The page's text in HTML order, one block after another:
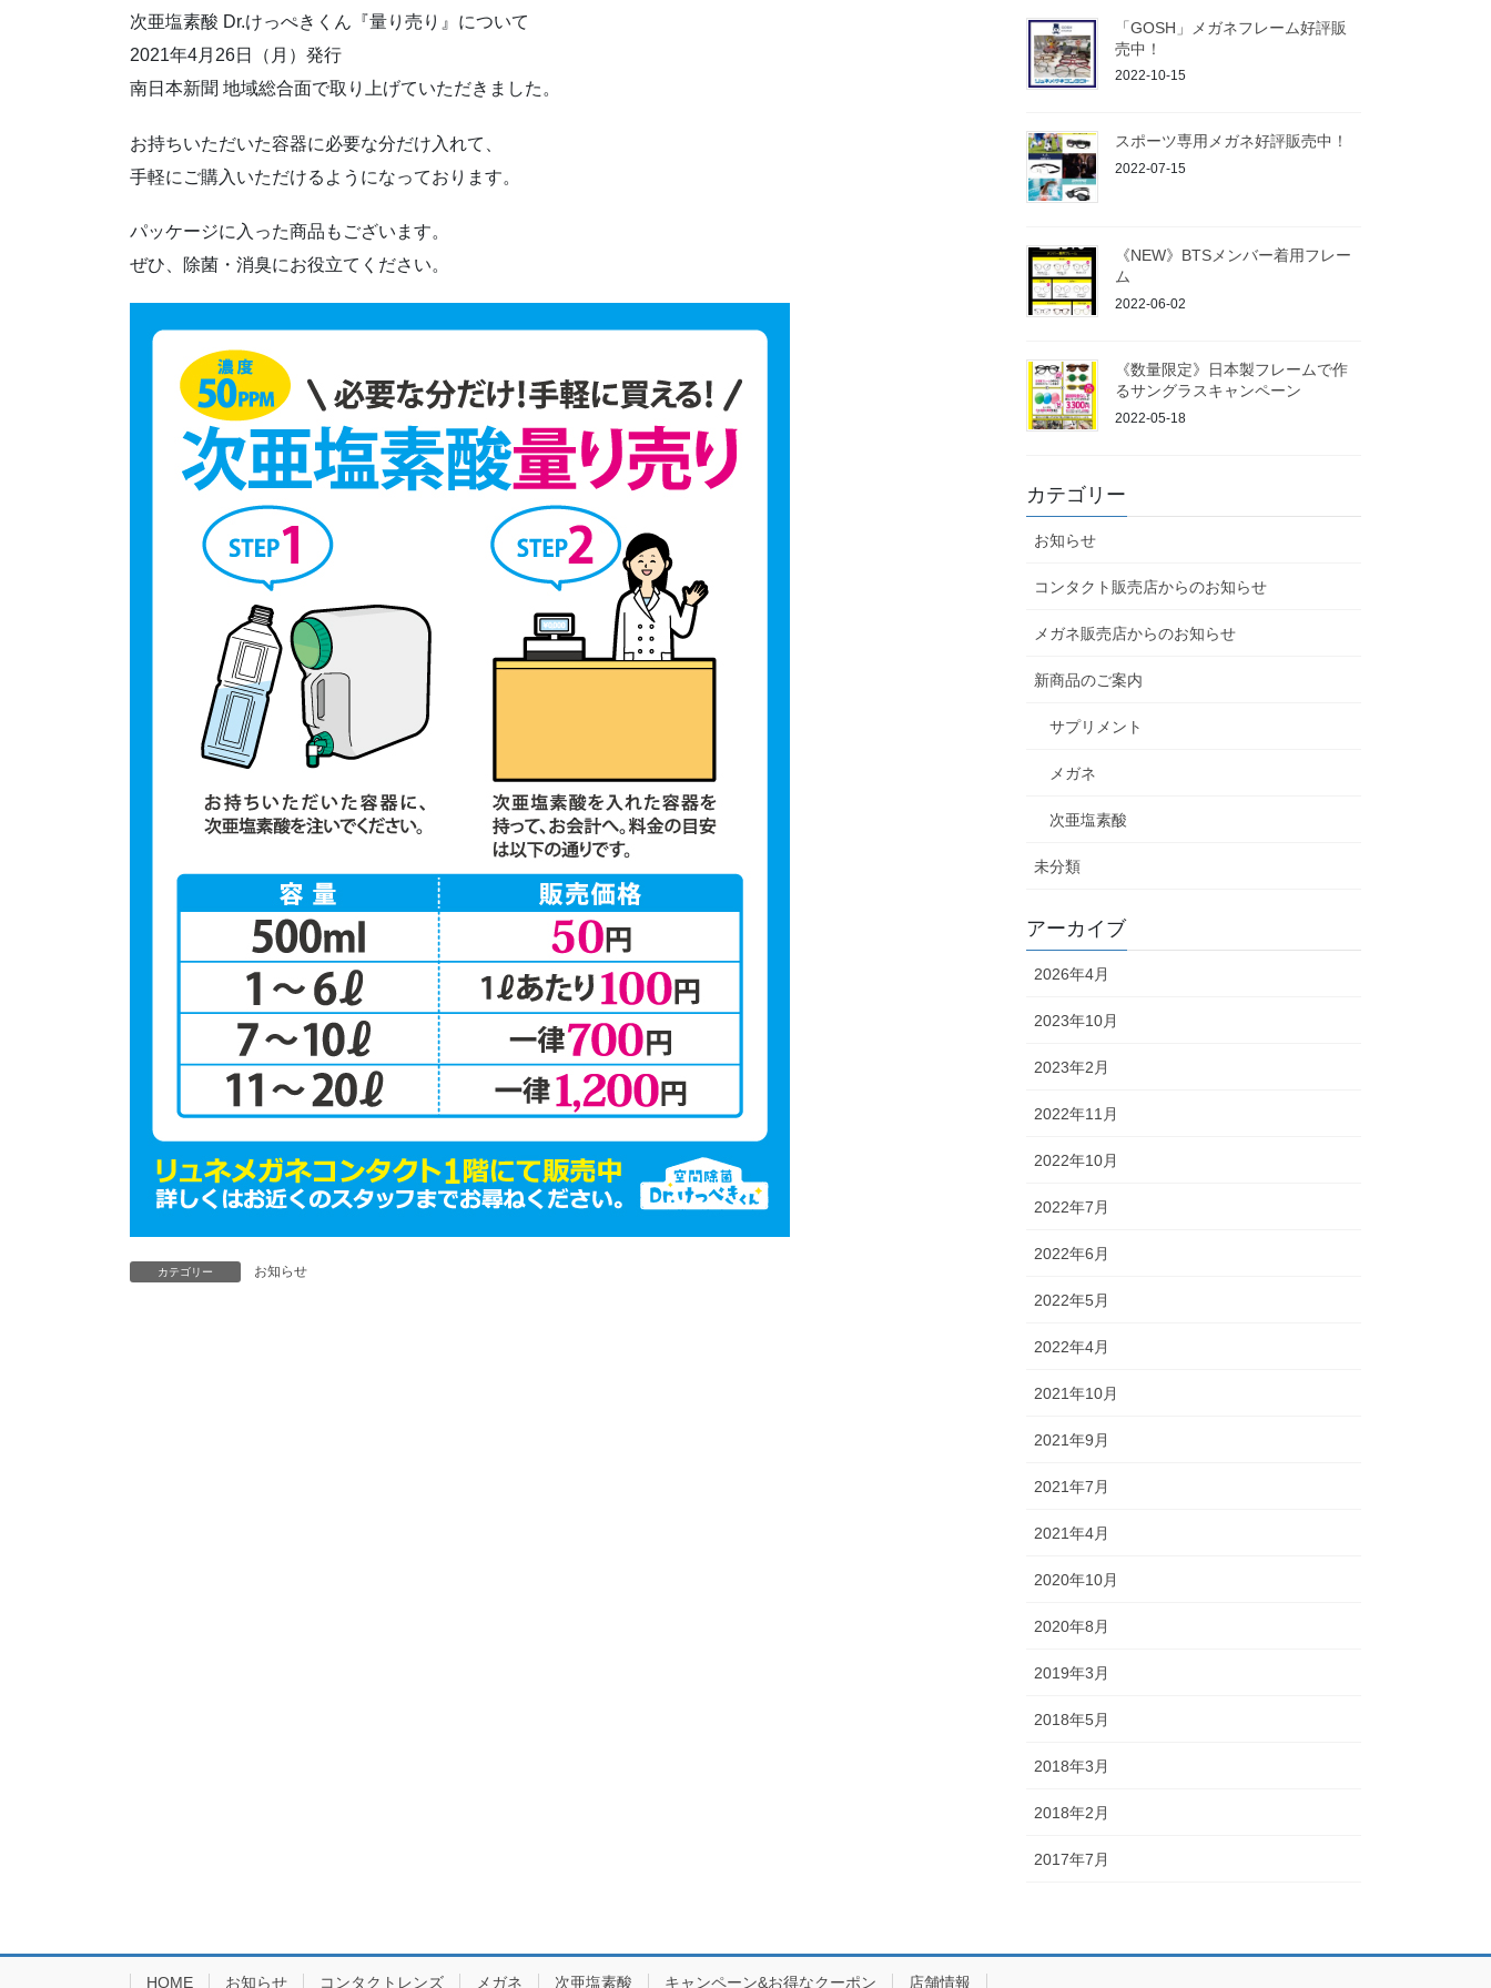
次亜塩素酸 Dr.けっぺきくん『量り売り』について
2021年4月26日（月）発行
南日本新聞 地域総合面で取り上げていただきました。
お持ちいただいた容器に必要な分だけ入れて、
手軽にご購入いただけるようになっております。
パッケージに入った商品もございます。
ぜひ、除菌・消臭にお役立てください。
カテゴリー お知らせ
「GOSH」メガネフレーム好評販
売中！
2022-10-15
スポーツ専用メガネ好評販売中！
2022-07-15
《NEW》BTSメンバー着用フレー
ム
2022-06-02
《数量限定》日本製フレームで作
るサングラスキャンペーン
2022-05-18
カテゴリー
お知らせ
コンタクト販売店からのお知らせ
メガネ販売店からのお知らせ
新商品のご案内
サプリメント
メガネ
次亜塩素酸
未分類
アーカイブ
2026年4月
2023年10月
2023年2月
2022年11月
2022年10月
2022年7月
2022年6月
2022年5月
2022年4月
2021年10月
2021年9月
2021年7月
2021年4月
2020年10月
2020年8月
2019年3月
2018年5月
2018年3月
2018年2月
2017年7月
HOME お知らせ コンタクトレンズ メガネ 次亜塩素酸 キャンペーン&お得なクーポン 店舗情報